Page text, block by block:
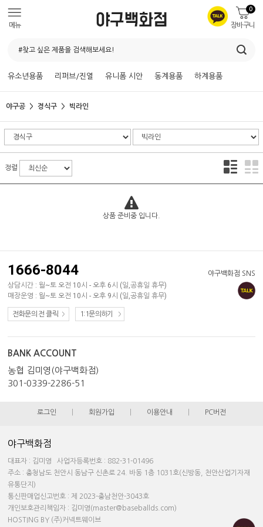
메뉴 장바구니
0
유소년용품 리퍼브/진열 유니폼 시안 동계용품 하계용품
야구공 경식구 빅라인
정렬
상품 준비중 입니다.
야구백화점 SNS
1666-8044
상담시간 : 월~토 오전 10시 - 오후 6시 (일,공휴일 휴무)
매장운영 : 월~토 오전 10시 - 오후 9시 (일,공휴일 휴무)
전화문의 전 클릭 1:1문의하기
BANK ACCOUNT
농협 김미영(야구백화점)
301-0339-2286-51
로그인 회원가입 이용안내 PC버전
야구백화점
대표자 : 김미영 사업자등록번호 : 882-31-01496
주소 : 충청남도 천안시 동남구 신촌로 24. 바동 1층 1031호(신방동, 천안산업기자재
유통단지)
통신판매업신고번호 : 제 2023-충남천안-3043호
개인보호관리책임자 : 김미영(master@baseballds.com)
HOSTING BY (주)커넥트웨이브